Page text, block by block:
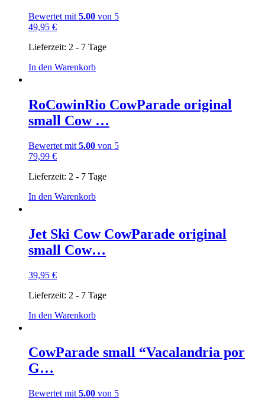
Bewertet mit 5.00 von 5
49,95 €
Lieferzeit: 2 - 7 Tage
In den Warenkorb
RoCowinRio CowParade original
small Cow …
Bewertet mit 5.00 von 5
79,99 €
Lieferzeit: 2 - 7 Tage
In den Warenkorb
Jet Ski Cow CowParade original
small Cow…
39,95 €
Lieferzeit: 2 - 7 Tage
In den Warenkorb
CowParade small “Vacalandria por
G…
Bewertet mit 5.00 von 5